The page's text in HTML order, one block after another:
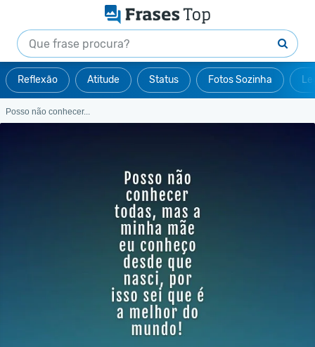
Reflexão Atitude Status Fotos Sozinha
Posso não conhecer...